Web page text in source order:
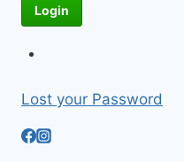
Lost your Password